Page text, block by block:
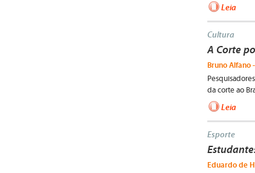
Leia
Cultura
A Corte
Bruno Alfano
da corte ao
Leia
Esporte
Eduardo de